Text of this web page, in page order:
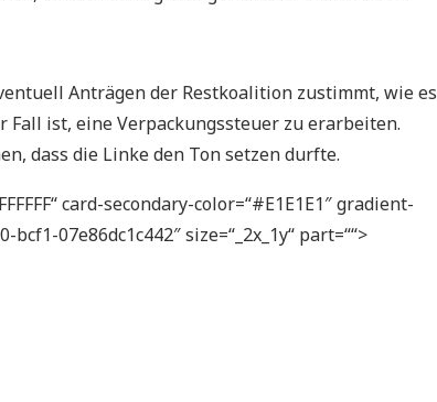
Anträgen der Restkoalition zustimmt, wie es
ist, eine Verpackungssteuer zu erarbeiten.
dass die Linke den Ton setzen durfte.
card-secondary-color=“#E1E1E1″ gradient-
07e86dc1c442″ size=“_2x_1y“ part=““>